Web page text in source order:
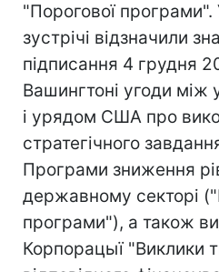
"Порогової програми".
зустрічі відзначили
підписання 4 грудня
Вашингтоні угоди між
і урядом США про
стратегічного
Програми зниження
державному секторі
програми"), а також
Корпорацыї "Виклики